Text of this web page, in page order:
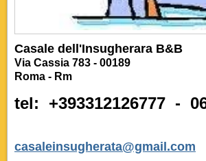
Casale dell'Insugherara B&B
Via Cassia 783 - 00189
Roma - Rm
tel: +393312126777 -
casaleinsugherata@gmail.com